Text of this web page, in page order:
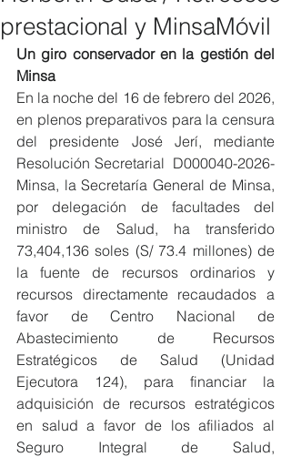
prestacional y MinsaMóvil
Un giro conservador en la gestión del
Minsa
En la noche del 16 de febrero del 2026,
en plenos preparativos para la censura
del presidente José Jerí, mediante
Resolución Secretarial  D000040-2026-
Minsa, la Secretaría General de Minsa,
por delegación de facultades del
ministro de Salud, ha transferido
73,404,136 soles (S/ 73.4 millones) de
la fuente de recursos ordinarios y
recursos directamente recaudados a
favor de Centro Nacional de
Abastecimiento de Recursos
Estratégicos de Salud (Unidad
Ejecutora 124), para financiar la
adquisición de recursos estratégicos
en salud a favor de los afiliados al
Seguro Integral de Salud,